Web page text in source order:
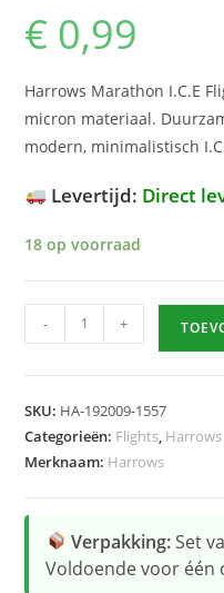
€ 0,99
Harrows Marathon I.C.E
micron materiaal.
modern, minimalistisch
Levertijd: Direct
18 op voorraad
Harrows
Marathon
hoeveelheid
- +
SKU: HA-192009-1557
Categorieën: Flights,
Merknaam: Harrows
Verpakking:Set
Voldoende voor één